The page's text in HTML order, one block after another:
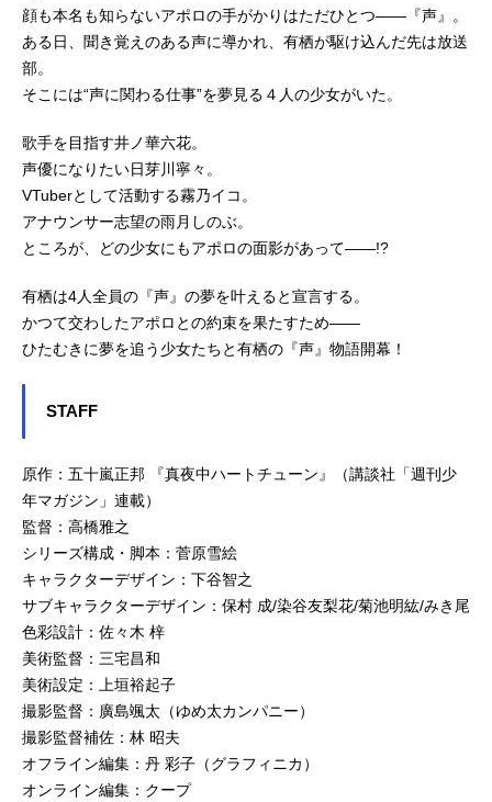
顔も本名も知らないアポロの手がかりはただひとつ――『声』。
ある日、聞き覚えのある声に導かれ、有栖が駆け込んだ先は放送
部。
そこには“声に関わる仕事”を夢見る４人の少女がいた。
歌手を目指す井ノ華六花。
声優になりたい日芽川寧々。
VTuberとして活動する霧乃イコ。
アナウンサー志望の雨月しのぶ。
ところが、どの少女にもアポロの面影があって――!?
有栖は4人全員の『声』の夢を叶えると宣言する。
かつて交わしたアポロとの約束を果たすため――
ひたむきに夢を追う少女たちと有栖の『声』物語開幕！
STAFF
原作：五十嵐正邦 『真夜中ハートチューン』（講談社「週刊少
年マガジン」連載）
監督：高橋雅之
シリーズ構成・脚本：菅原雪絵
キャラクターデザイン：下谷智之
サブキャラクターデザイン：保村 成/染谷友梨花/菊池明紘/みき尾
色彩設計：佐々木 梓
美術監督：三宅昌和
美術設定：上垣裕起子
撮影監督：廣島颯太（ゆめ太カンパニー）
撮影監督補佐：林 昭夫
オフライン編集：丹 彩子（グラフィニカ）
オンライン編集：クープ